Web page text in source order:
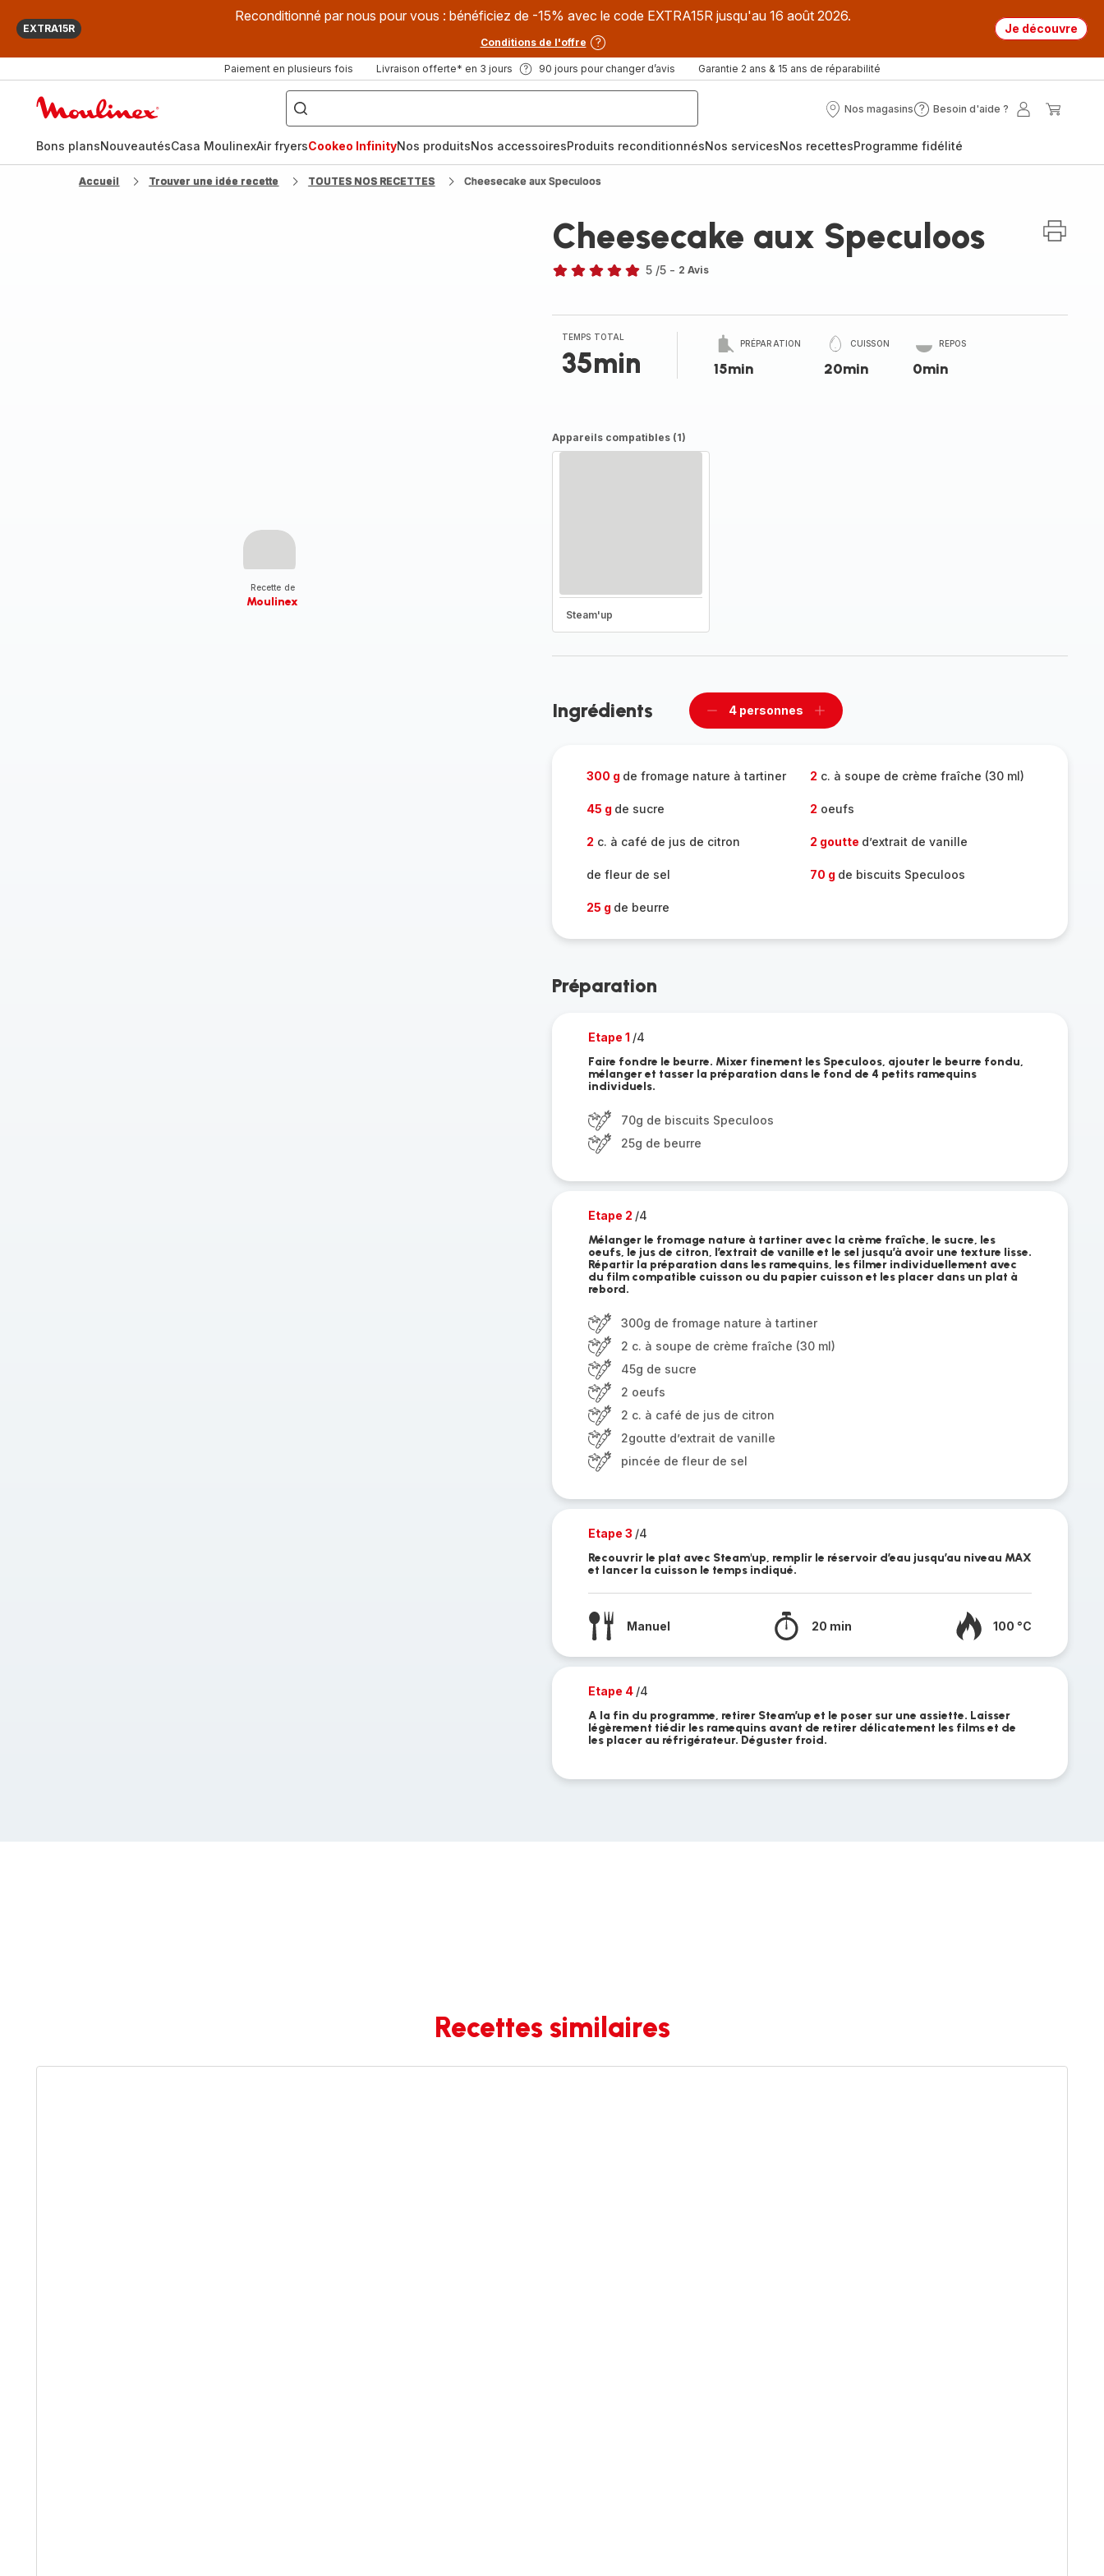
EXTRA15R
Reconditionné par nous pour vous : bénéficiez de -15% avec le code EXTRA15R jusqu'au 16 août 2026.
Conditions de l'offre
Je découvre
Paiement en plusieurs fois Livraison offerte* en 3 jours 90 jours pour changer d’avis Garantie 2 ans & 15 ans de réparabilité
["Que
recherchez-
vous
?",
fryer",
"Companion"]
Nos magasins
Nos
Besoin d'aide ?
Besoin
?
Mon
Bons plansNouveautésCasa MoulinexAir fryersCookeo InfinityNos produitsNos accessoiresProduits reconditionnésNos servicesNos recettesProgramme fidélité
Accueil Trouver une idée recette TOUTES NOS RECETTES Cheesecake aux Speculoos
Recette de
Moulinex
Cheesecake aux Speculoos
étoiles
(moyenne)
5 /5 - 2 Avis
TEMPS TOTAL
35min
PRÉPARATION
15min
CUISSON
20min
REPOS
0min
Appareils compatibles (1)
Steam'up
Ingrédients
Supprimer
4 personnes
Ajouter
300 g de fromage nature à tartiner 2 c. à soupe de crème fraîche (30 ml)
45 g de sucre 2 oeufs
2 c. à café de jus de citron 2 goutte d’extrait de vanille
de fleur de sel 70 g de biscuits Speculoos
25 g de beurre
Préparation
Etape 1 /4
Faire fondre le beurre. Mixer finement les Speculoos, ajouter le beurre fondu,
mélanger et tasser la préparation dans le fond de 4 petits ramequins
individuels.
70g de biscuits Speculoos
25g de beurre
Etape 2 /4
Mélanger le fromage nature à tartiner avec la crème fraîche, le sucre, les
oeufs, le jus de citron, l’extrait de vanille et le sel jusqu’à avoir une texture lisse.
Répartir la préparation dans les ramequins, les filmer individuellement avec
du film compatible cuisson ou du papier cuisson et les placer dans un plat à
rebord.
300g de fromage nature à tartiner
2 c. à soupe de crème fraîche (30 ml)
45g de sucre
2 oeufs
2 c. à café de jus de citron
2goutte d’extrait de vanille
pincée de fleur de sel
Etape 3 /4
Recouvrir le plat avec Steam'up, remplir le réservoir d’eau jusqu’au niveau MAX
et lancer la cuisson le temps indiqué.
Manuel 20 min 100 °C
Etape 4 /4
A la fin du programme, retirer Steam’up et le poser sur une assiette. Laisser
légèrement tiédir les ramequins avant de retirer délicatement les films et de
les placer au réfrigérateur. Déguster froid.
Recettes similaires